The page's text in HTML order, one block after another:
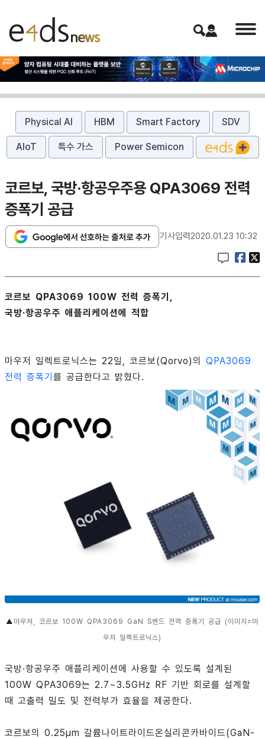
Physical AI HBM Smart Factory SDV
AIoT 특수 가스 Power Semicon
코르보, 국방·항공우주용 QPA3069 전력
증폭기 공급
기사입력2020.01.23 10:32
코르보 QPA3069 100W 전력 증폭기,
국방·항공우주 애플리케이션에 적합
마우저 일렉트로닉스는 22일, 코르보(Qorvo)의 QPA3069
전력 증폭기를 공급한다고 밝혔다.
▲ 마우저, 코르보 100W QPA3069 GaN S밴드 전력 증폭기 공급 (이미지=마
우저 일렉트로닉스)
국방·항공우주 애플리케이션에 사용할 수 있도록 설계된
100W QPA3069는 2.7~3.5GHz RF 기반 회로를 설계할
때 고출력 밀도 및 전력부가 효율을 제공한다.
코르보의 0.25µm 갈륨나이트라이드온실리콘카바이드(GaN-